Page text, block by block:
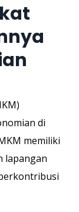
di
memiliki
lapangan